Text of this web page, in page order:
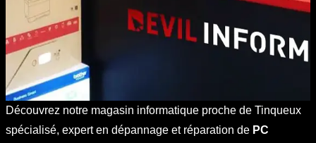
Découvrez notre magasin informatique proche de Tinqueux
spécialisé, expert en dépannage et réparation de PC